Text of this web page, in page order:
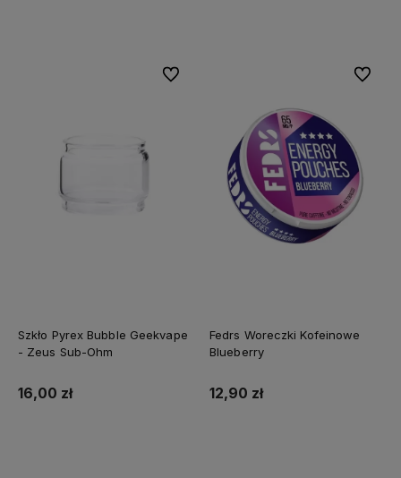
Szkło Pyrex Bubble Geekvape
- Zeus Sub-Ohm
16,00 zł
Do ulubionych
Fedrs Woreczki Kofeinowe
Blueberry
12,90 zł
Do